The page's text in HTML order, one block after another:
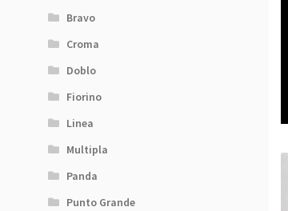
Bravo
Croma
Doblo
Fiorino
Linea
Multipla
Panda
Punto Grande